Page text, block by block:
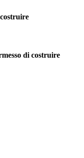
di costruire